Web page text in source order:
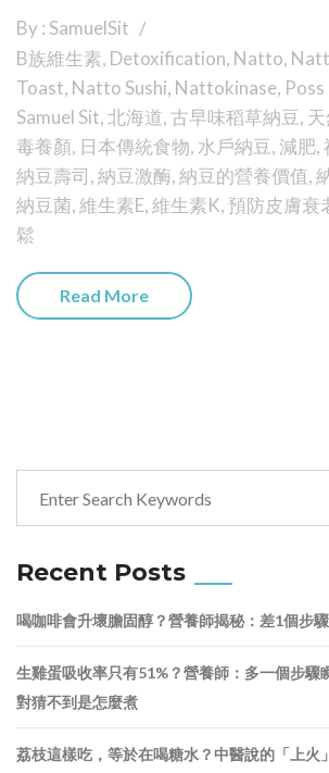
By : SamuelSit
B族維生素, Detoxification, Natto,
Toast, Natto Sushi, Nattokinase,
Samuel Sit,北海道,古早味稻草納豆,
毒養顏, 日本傳統食物,水戶納豆, 減肥,
納豆壽司,納豆激酶,納豆的營養價值,
納豆菌,維生素E,維生素K,預防皮膚衰
鬆
Read More
Recent Posts
喝咖啡會升壞膽固醇？營養師揭秘：差1個步
生雞蛋吸收率只有51%？營養師：多一個步驟
對猜不到是怎麼煮
荔枝這樣吃，等於在喝糖水？中醫說的「上火